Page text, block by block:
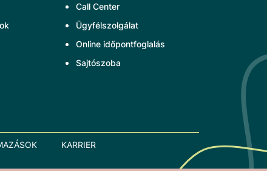
Call Center
Ügyfélszolgálat
Online időpontfoglalás
Sajtószoba
KARRIER